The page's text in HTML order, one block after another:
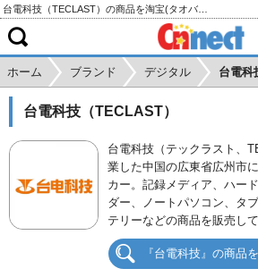
ホーム ブランド デジタル 台電科
台電科技（TECLAST）
台電科技（テックラスト、
業した中国の広東省広州市
カー。記録メディア、ハー
ダー、ノートパソコン、タ
テリーなどの商品を販売して
『台電科技』の商品